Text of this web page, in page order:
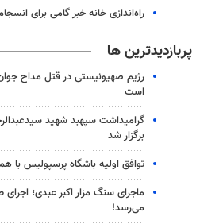
راه‌اندازی خانه خبر گامی برای
پربازدیدترین ها
رژیم صهیونیستی در قتل مداح
است
گرامیداشت سپهبد شهید
برگزار شد
توافق اولیه باشگاه پرسپولیس با
ماجرای سنگ مزار اکبر عبدی؛
می‌رسد!